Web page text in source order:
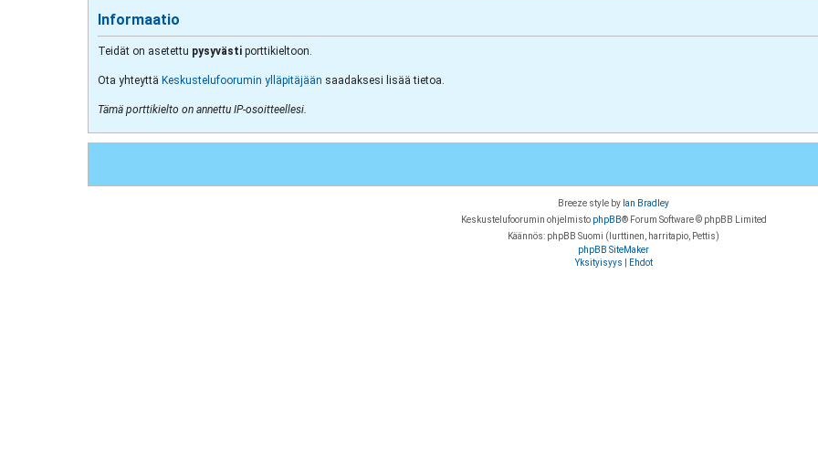
Informaatio
Teidät on asetettu pysyvästi porttikieltoon.
Ota yhteyttä Keskustelufoorumin ylläpitäjään saadaksesi lisää tietoa.
Tämä porttikielto on annettu IP-osoitteellesi.
Breeze style by Ian Bradley
Keskustelufoorumin ohjelmisto phpBB® Forum Software © phpBB Limited
Käännös: phpBB Suomi (lurttinen, harritapio, Pettis)
phpBB SiteMaker
Yksityisyys
Ehdot